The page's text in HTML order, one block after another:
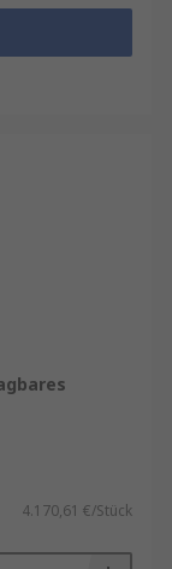
4.170,61 €/Stück